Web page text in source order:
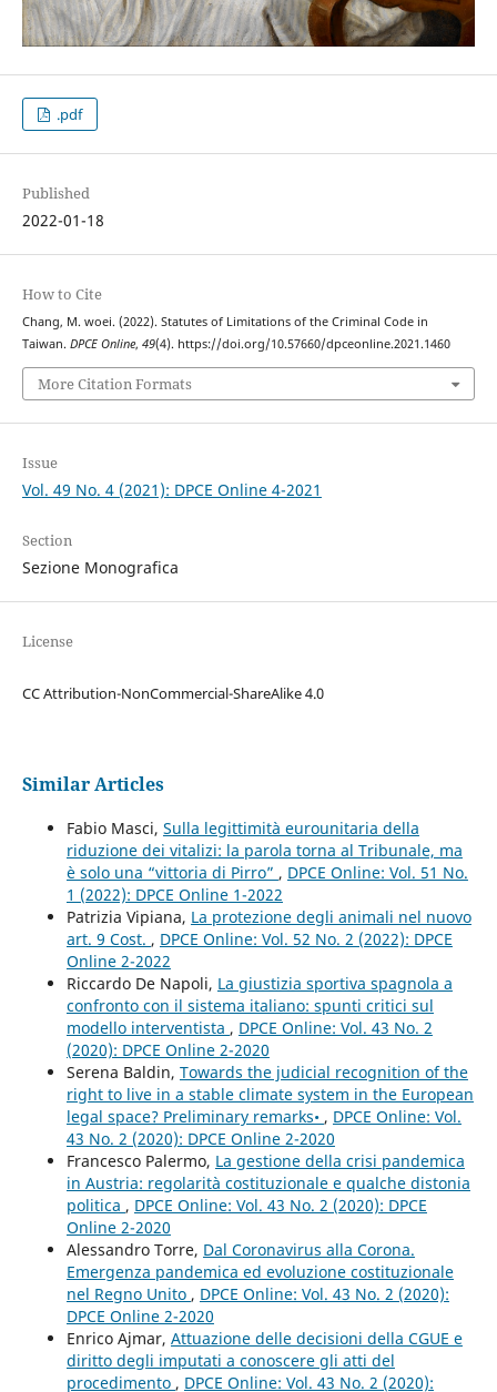
.pdf
Published
2022-01-18
How to Cite
Chang, M. woei. (2022). Statutes of Limitations of the Criminal Code in
Taiwan. DPCE Online, 49(4). https://doi.org/10.57660/dpceonline.2021.1460
More Citation Formats
Issue
Vol. 49 No. 4 (2021): DPCE Online 4-2021
Section
Sezione Monografica
License
CC Attribution-NonCommercial-ShareAlike 4.0
Similar Articles
Fabio Masci, Sulla legittimità eurounitaria della
riduzione dei vitalizi: la parola torna al Tribunale, ma
è solo una “vittoria di Pirro” , DPCE Online: Vol. 51 No.
1 (2022): DPCE Online 1-2022
Patrizia Vipiana, La protezione degli animali nel nuovo
art. 9 Cost. , DPCE Online: Vol. 52 No. 2 (2022): DPCE
Online 2-2022
Riccardo De Napoli, La giustizia sportiva spagnola a
confronto con il sistema italiano: spunti critici sul
modello interventista , DPCE Online: Vol. 43 No. 2
(2020): DPCE Online 2-2020
Serena Baldin, Towards the judicial recognition of the
right to live in a stable climate system in the European
legal space? Preliminary remarks• , DPCE Online: Vol.
43 No. 2 (2020): DPCE Online 2-2020
Francesco Palermo, La gestione della crisi pandemica
in Austria: regolarità costituzionale e qualche distonia
politica , DPCE Online: Vol. 43 No. 2 (2020): DPCE
Online 2-2020
Alessandro Torre, Dal Coronavirus alla Corona.
Emergenza pandemica ed evoluzione costituzionale
nel Regno Unito , DPCE Online: Vol. 43 No. 2 (2020):
DPCE Online 2-2020
Enrico Ajmar, Attuazione delle decisioni della CGUE e
diritto degli imputati a conoscere gli atti del
procedimento , DPCE Online: Vol. 43 No. 2 (2020):